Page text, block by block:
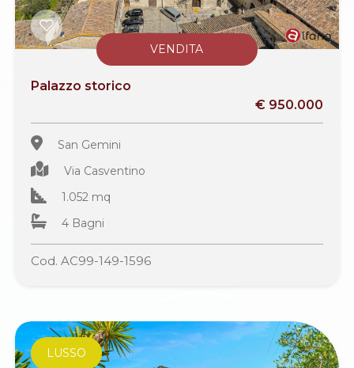
VENDITA
Palazzo storico
€ 950.000
San Gemini
Via Casventino
1.052 mq
4 Bagni
Cod. AC99-149-1596
LUSSO